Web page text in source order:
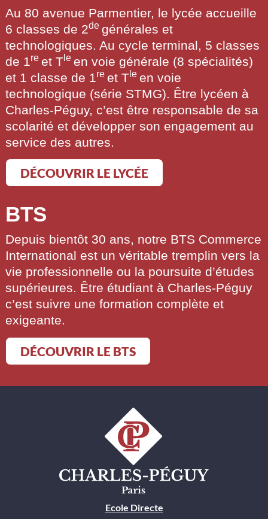
Au 80 avenue Parmentier, le lycée accueille
6 classes de 2de générales et
technologiques. Au cycle terminal, 5 classes
de 1re et Tle en voie générale (8 spécialités)
et 1 classe de 1re et Tle en voie
technologique (série STMG). Être lycéen à
Charles-Péguy, c’est être responsable de sa
scolarité et développer son engagement au
service des autres.
DÉCOUVRIR LE LYCÉE
BTS
Depuis bientôt 30 ans, notre BTS Commerce
International est un véritable tremplin vers la
vie professionnelle ou la poursuite d’études
supérieures. Être étudiant à Charles-Péguy
c’est suivre une formation complète et
exigeante.
DÉCOUVRIR LE BTS
Ecole Directe